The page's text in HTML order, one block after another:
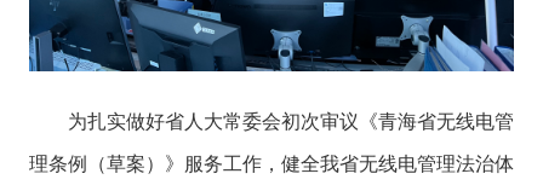
为扎实做好省人大常委会初次审议《青海省无线电管
理条例（草案）》服务工作，健全我省无线电管理法治体